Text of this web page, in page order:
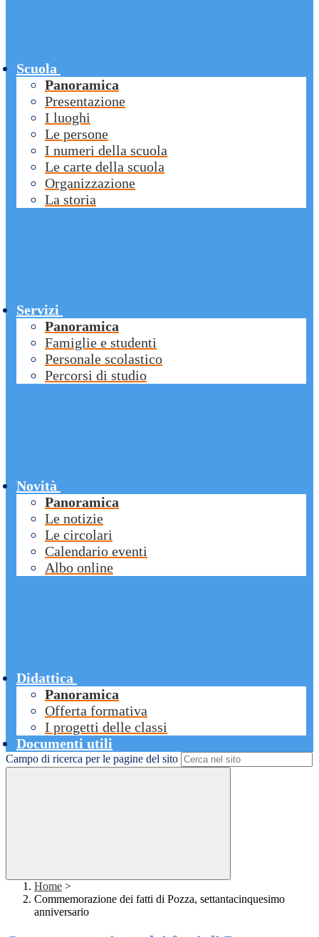
Scuola
Panoramica
Presentazione
I luoghi
Le persone
I numeri della scuola
Le carte della scuola
Organizzazione
La storia
Servizi
Panoramica
Famiglie e studenti
Personale scolastico
Percorsi di studio
Novità
Panoramica
Le notizie
Le circolari
Calendario eventi
Albo online
Didattica
Panoramica
Offerta formativa
I progetti delle classi
Documenti utili
Campo di ricerca per le pagine del sito
Home >
Commemorazione dei fatti di Pozza, settantacinquesimo
anniversario